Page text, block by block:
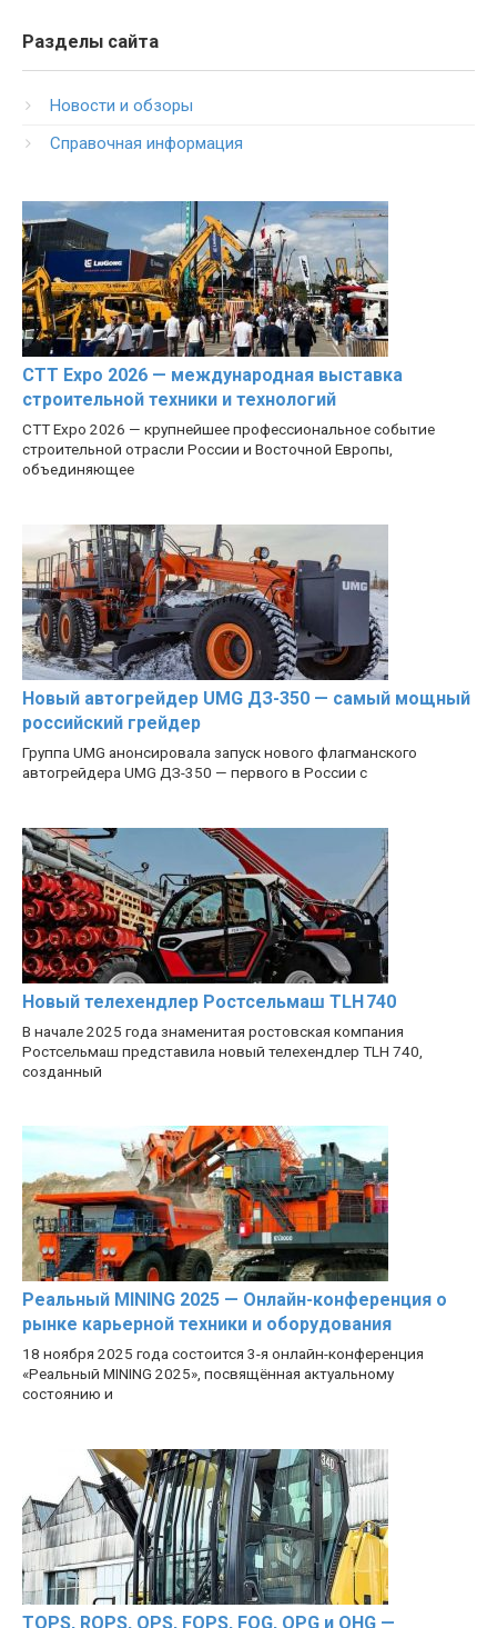
Разделы сайта
Новости и обзоры
Справочная информация
CTT Expo 2026 — международная выставка
строительной техники и технологий
CTT Expo 2026 — крупнейшее профессиональное событие
строительной отрасли России и Восточной Европы,
объединяющее
Новый автогрейдер UMG ДЗ-350 — самый мощный
российский грейдер
Группа UMG анонсировала запуск нового флагманского
автогрейдера UMG ДЗ-350 — первого в России с
Новый телехендлер Ростсельмаш TLH 740
В начале 2025 года знаменитая ростовская компания
Ростсельмаш представила новый телехендлер TLH 740,
созданный
Реальный MINING 2025 — Онлайн-конференция о
рынке карьерной техники и оборудования
18 ноября 2025 года состоится 3-я онлайн-конференция
«Реальный MINING 2025», посвящённая актуальному
состоянию и
TOPS, ROPS, OPS, FOPS, FOG, OPG и OHG —